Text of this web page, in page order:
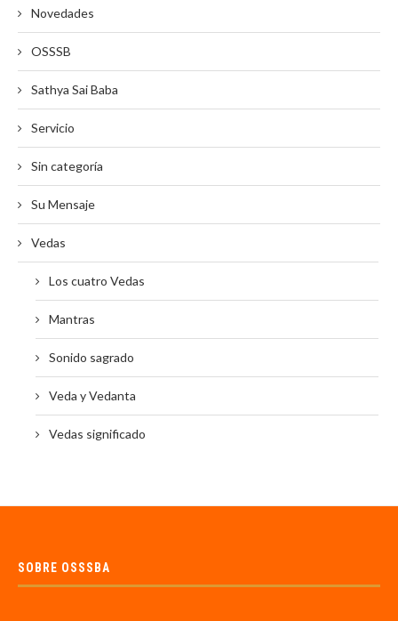
Novedades
OSSSB
Sathya Sai Baba
Servicio
Sin categoría
Su Mensaje
Vedas
Los cuatro Vedas
Mantras
Sonido sagrado
Veda y Vedanta
Vedas significado
SOBRE OSSSBA